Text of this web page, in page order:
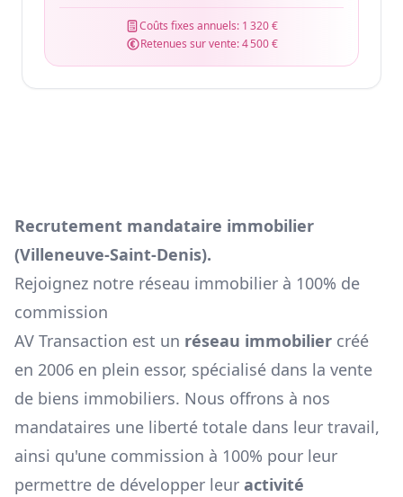
Coûts fixes annuels: 1 320 €
Retenues sur vente:4 500 €
Recrutement mandataire immobilier
(Villeneuve-Saint-Denis).
Rejoignez notre réseau immobilier à 100% de
commission
AV Transaction est un réseau immobilier créé
en 2006 en plein essor, spécialisé dans la vente
de biens immobiliers. Nous offrons à nos
mandataires une liberté totale dans leur travail,
ainsi qu'une commission à 100% pour leur
permettre de développer leur activité